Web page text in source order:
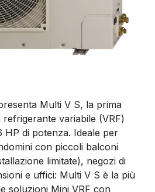
Multi V S, la prima
variabile (VRF)
HP di potenza. Ideale per
con piccoli balconi
limitate), negozi di
e uffici: Multi V S è la più
soluzioni Mini VRF con